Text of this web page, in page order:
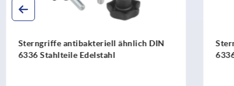
Sterngriffe Biopolymer ähnlich DIN
6336 Stahlteile aus Edelstahl